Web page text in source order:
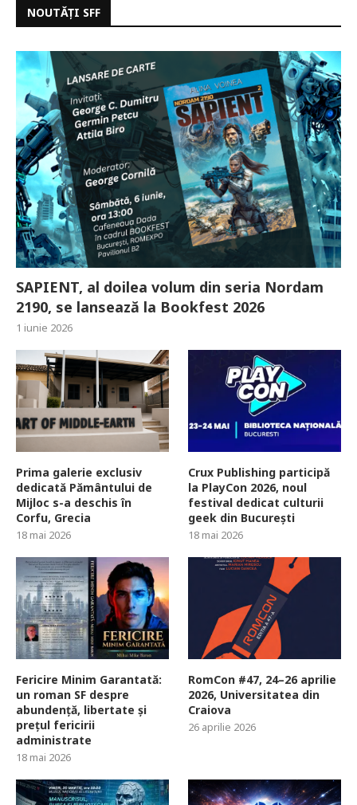
NOUTĂȚI SFF
SAPIENT, al doilea volum din seria Nordam
2190, se lansează la Bookfest 2026
1 iunie 2026
Prima galerie exclusiv
dedicată Pământului de
Mijloc s-a deschis în
Corfu, Grecia
18 mai 2026
Crux Publishing participă
la PlayCon 2026, noul
festival dedicat culturii
geek din București
18 mai 2026
Fericire Minim Garantată:
un roman SF despre
abundență, libertate și
prețul fericirii
administrate
18 mai 2026
RomCon #47, 24–26 aprilie
2026, Universitatea din
Craiova
26 aprilie 2026